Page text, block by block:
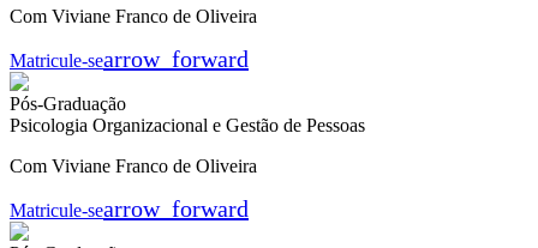
Com Viviane Franco de Oliveira
Matricule-searrow_forward
Pós-Graduação
Psicologia Organizacional e Gestão de Pessoas
Com Viviane Franco de Oliveira
Matricule-searrow_forward